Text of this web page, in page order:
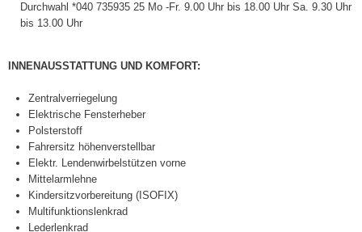
Durchwahl *040 735935 25 Mo -Fr. 9.00 Uhr bis 18.00 Uhr Sa. 9.30 Uhr
bis 13.00 Uhr
INNENAUSSTATTUNG UND KOMFORT:
Zentralverriegelung
Elektrische Fensterheber
Polsterstoff
Fahrersitz höhenverstellbar
Elektr. Lendenwirbelstützen vorne
Mittelarmlehne
Kindersitzvorbereitung (ISOFIX)
Multifunktionslenkrad
Lederlenkrad